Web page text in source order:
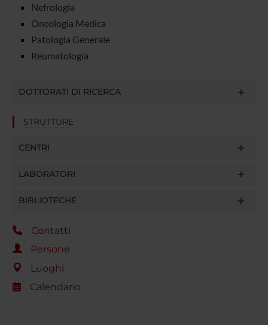
Nefrologia
Oncologia Medica
Patologia Generale
Reumatologia
DOTTORATI DI RICERCA
STRUTTURE
CENTRI
LABORATORI
BIBLIOTECHE
Contatti
Persone
Luoghi
Calendario